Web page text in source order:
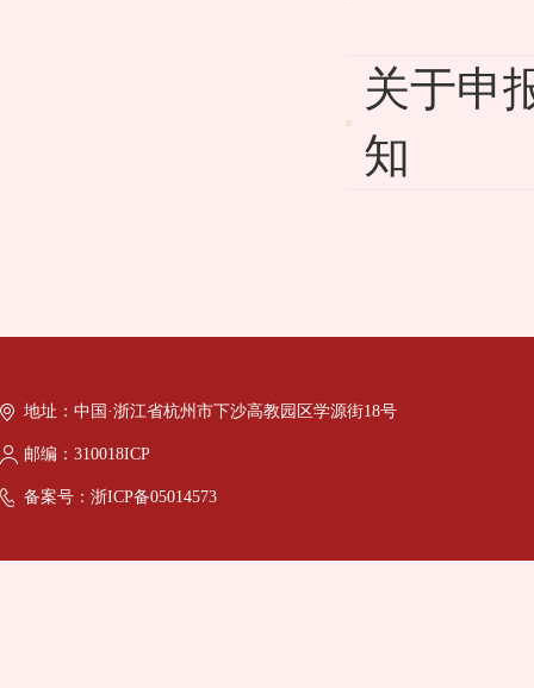
关于申
知
地址：中国·浙江省杭州市下沙高教园区学源街18号
邮编：310018ICP
备案号：浙ICP备05014573